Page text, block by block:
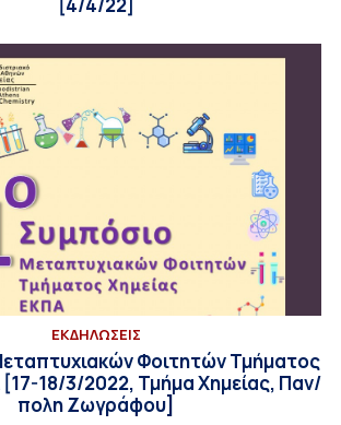
[4/4/22]
ΕΚΔΗΛΩΣΕΙΣ
Φοιτητών Τμήματος
18/3/2022, Τμήμα Χημείας, Παν/
πολη Ζωγράφου]